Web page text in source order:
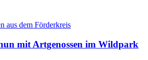
aus dem Förderkreis
mit Artgenossen im Wildpark